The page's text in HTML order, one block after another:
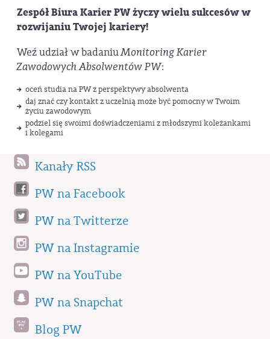
Zespół Biura Karier PW życzy wielu sukcesów w
rozwijaniu Twojej kariery!
Weź udział w badaniuMonitoring Karier
Zawodowych Absolwentów PW:
oceń studia na PW z perspektywy absolwenta
daj znać czy kontakt z uczelnią może być pomocny w Twoim
życiu zawodowym
podziel się swoimi doświadczeniami z młodszymi koleżankami
i kolegami
Kanały RSS
PW na Facebook
PW na Twitterze
PW na Instagramie
PW na YouTube
PW na Snapchat
Blog PW